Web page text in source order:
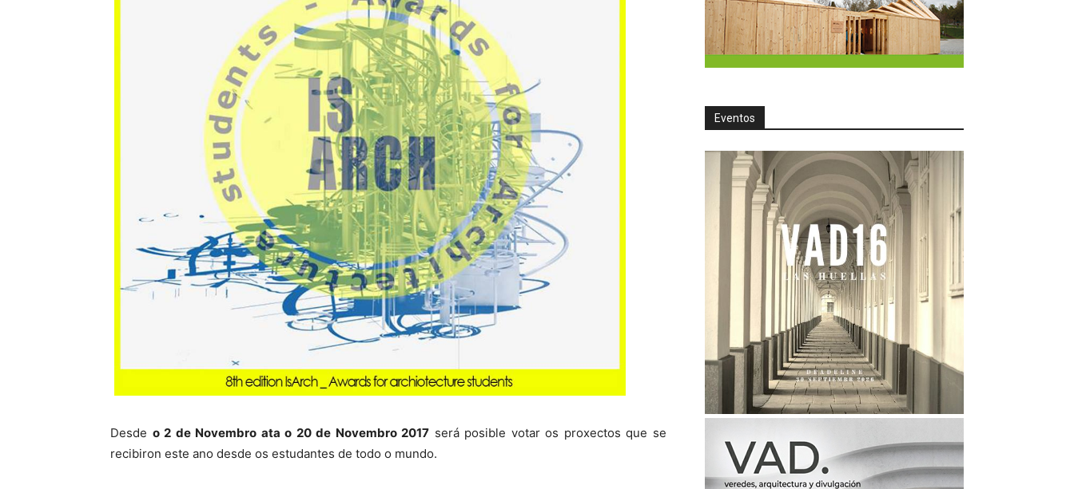
Desde o 2 de Novembro ata o 20 de Novembro 2017 será posible votar os proxectos que se
recibiron este ano desde os estudantes de todo o mundo.
Eventos